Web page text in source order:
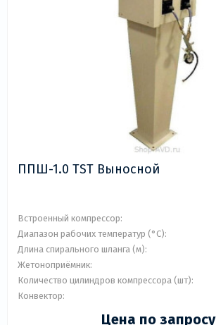
ППШ-1.0 TST Выносной
Встроенный компрессор:
Диапазон рабочих температур (°C):
Длина спирального шланга (м):
Жетоноприёмник:
Количество цилиндров компрессора (шт):
Конвектор:
Цена по запросу